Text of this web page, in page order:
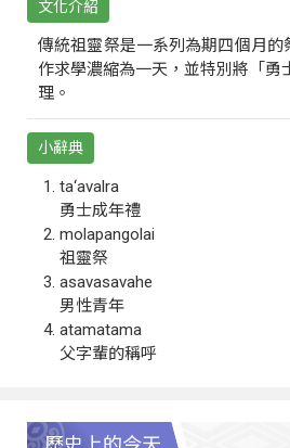
文化介紹
傳統祖靈祭是一系列為期四個月
作求學濃縮為一天，並特別將「勇
理。
小辭典
ta‘avalra
勇士成年禮
molapangolai
祖靈祭
asavasavahe
男性青年
atamatama
父字輩的稱呼